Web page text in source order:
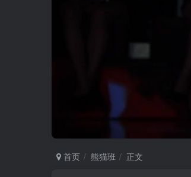
首页 熊猫班 正文